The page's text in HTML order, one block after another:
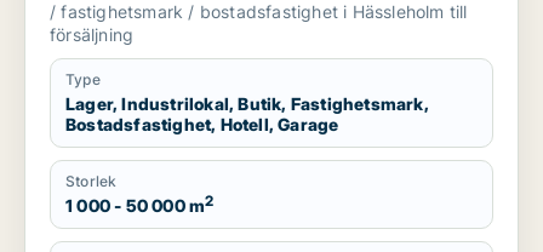
/ fastighetsmark / bostadsfastighet i Hässleholm till
försäljning
Type
Lager, Industrilokal, Butik, Fastighetsmark,
Bostadsfastighet, Hotell, Garage
Storlek
1 000 - 50 000 m2